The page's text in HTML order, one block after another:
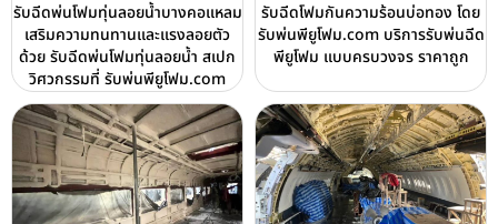
รับฉีดพ่นโฟมทุ่นลอยน้ำบางคอแหลม
เสริมความทนทานและแรงลอยตัว
ด้วย รับฉีดพ่นโฟมทุ่นลอยน้ำ สเปก
วิศวกรรมที่ รับพ่นพียูโฟม.com
รับฉีดโฟมกันความร้อนบ่อทอง โดย
รับพ่นพียูโฟม.com บริการรับพ่นฉีด
พียูโฟม แบบครบวงจร ราคาถูก